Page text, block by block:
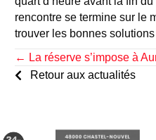
rencontre se termine sur le
trouver les bonnes
Posts
← La réserve s’impose à
Retour aux actualités